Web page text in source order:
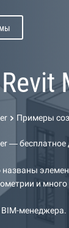
Примеры
—
и
менеджера.